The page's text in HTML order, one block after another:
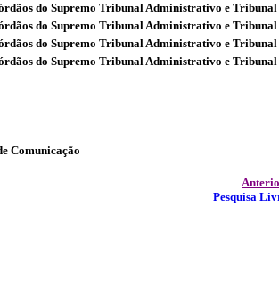
do Supremo Tribunal Administrativo e
do Supremo Tribunal Administrativo e
do Supremo Tribunal Administrativo e
do Supremo Tribunal Administrativo e
Comunicação
Pesquisa